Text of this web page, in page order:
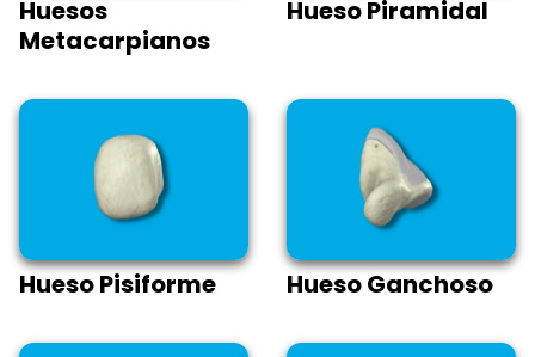
Huesos
Metacarpianos
Hueso Piramidal
Hueso Pisiforme Hueso Ganchoso